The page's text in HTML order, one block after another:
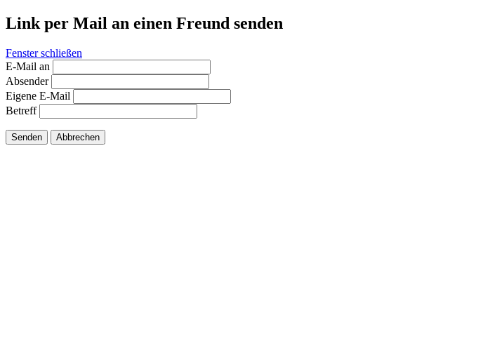
Link per Mail an einen Freund senden
Fenster schließen
E-Mail an
Absender
Eigene E-Mail
Betreff
Senden Abbrechen